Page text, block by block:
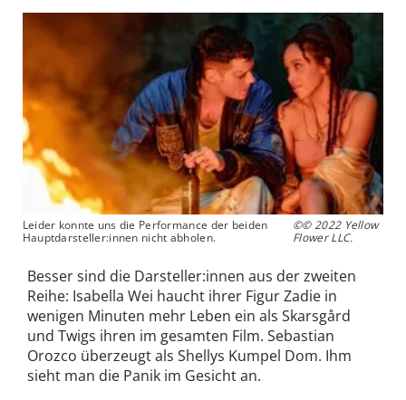
Leider konnte uns die Performance der beiden
Hauptdarsteller:innen nicht abholen.
©© 2022 Yellow
Flower LLC.
Besser sind die Darsteller:innen aus der zweiten
Reihe: Isabella Wei haucht ihrer Figur Zadie in
wenigen Minuten mehr Leben ein als Skarsgård
und Twigs ihren im gesamten Film. Sebastian
Orozco überzeugt als Shellys Kumpel Dom. Ihm
sieht man die Panik im Gesicht an.